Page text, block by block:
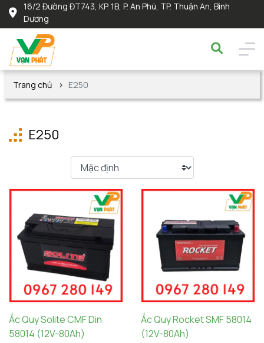
16/2 Đường ĐT743, KP. 1B, P. An Phú, TP. Thuận An, Bình
Dương
Trang chủ E250
E250
Ắc Quy Solite CMF Din
58014 (12V-80Ah)
Ắc Quy Rocket SMF 58014
(12V-80Ah)